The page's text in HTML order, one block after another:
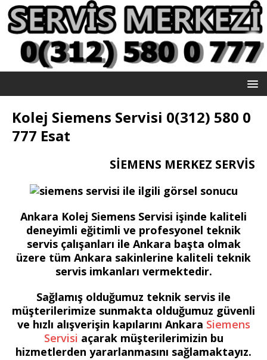
Kolej Siemens Servisi 0(312) 580 0
777 Esat
SİEMENS MERKEZ SERVİS
Ankara Kolej Siemens Servisi işinde kaliteli
deneyimli eğitimli ve profesyonel teknik
servis çalışanları ile Ankara başta olmak
üzere tüm Ankara sakinlerine kaliteli teknik
servis imkanları vermektedir.
Sağlamış olduğumuz teknik servis ile
müşterilerimize sunmakta olduğumuz güvenli
ve hızlı alışverişin kapılarını Ankara Siemens
Servisi açarak müşterilerimizin bu
hizmetlerden yararlanmasını sağlamaktayız.